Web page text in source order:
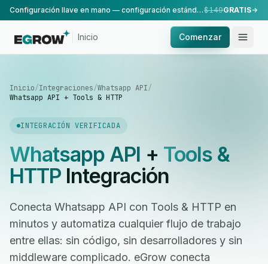
Configuración llave en mano — configuración estándar, realizada por nuestro equipo.$149GRATIS
Inicio Comenzar
Inicio/Integraciones/Whatsapp API/
Whatsapp API + Tools & HTTP
INTEGRACIÓN VERIFICADA
Whatsapp API + Tools &
HTTPIntegración
Conecta Whatsapp API con Tools & HTTP en
minutos y automatiza cualquier flujo de trabajo
entre ellas: sin código, sin desarrolladores y sin
middleware complicado. eGrow conecta